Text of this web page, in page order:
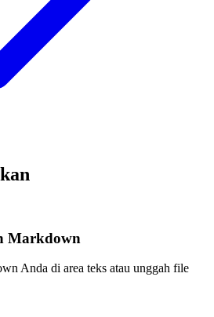
Markdown
Anda di area teks atau unggah file